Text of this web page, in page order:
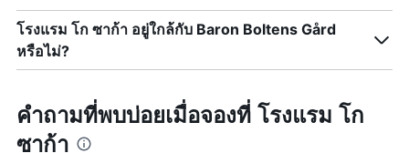
โรงแรม โก ซาก้า อยู่ใกล้กับ Baron Boltens Gård
หรือไม่?
คำถามที่พบบ่อยเมื่อจองที่ โรงแรม โก
ซาก้า